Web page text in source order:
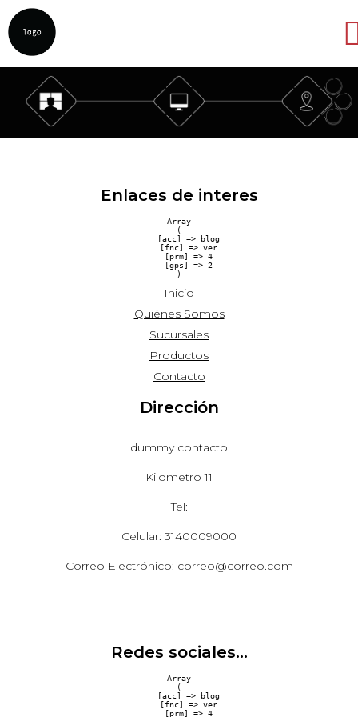
Enlaces de interes
Array
(
    [acc] => blog
    [fnc] => ver
    [prm] => 4
    [gps] => 2
Inicio
Quiénes Somos
Sucursales
Productos
Contacto
Dirección
dummy contacto
Kilometro 11
Tel:
Celular: 3140009000
Correo Electrónico: correo@correo.com
Redes sociales...
Array
(
    [acc] => blog
    [fnc] => ver
    [prm] => 4